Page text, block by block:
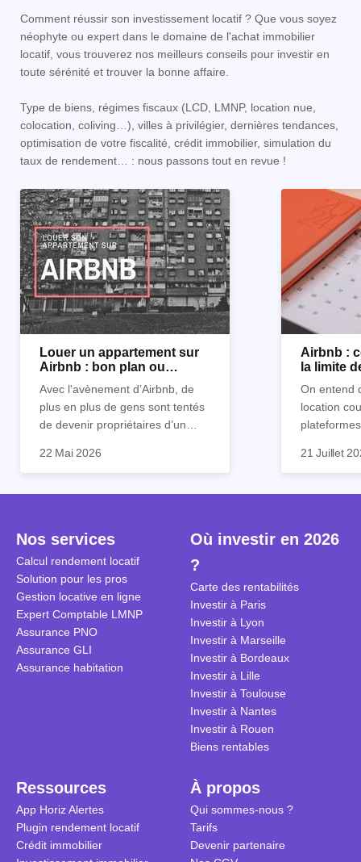
Comment réussir son investissement locatif ? Que vous soyez
néophyte ou expert dans le domaine de l'achat immobilier
locatif, vous trouverez nos meilleurs conseils pour investir en
toute sérénité et trouver la bonne affaire.
Type de biens, régimes fiscaux (LCD, LMNP, location nue,
colocation, coliving…), villes à privilégier, dernières tendances,
optimisation de votre fiscalité, crédit immobilier, simulation du
taux de rendement… : nous passons tout en revue !
Louer un appartement sur
Airbnb : bon plan ou
Avec l'avènement d’Airbnb, de
plus en plus de gens sont tentés
de devenir propriétaires d’un
suite. On compte environ 25 000
sont des meublés touristiques à
est-ce rentable ? Quels sont les
frais à prévoir ? Les différentes
conditions à remplir ?
22 Mai 2026
Airbnb :
la limite
On entend
location
idées
Je vais
entendu)
encore ne
d’autres
21 Juillet
Nos services
Calcul rendement locatif
Solution pour les pros
Gestion locative en ligne
Expert Comptable LMNP
Assurance PNO
Assurance GLI
Assurance habitation
Où investir en 2026
?
Carte des rentabilités
Investir à Paris
Investir à Lyon
Investir à Marseille
Investir à Bordeaux
Investir à Lille
Investir à Toulouse
Investir à Nantes
Investir à Rouen
Biens rentables
Ressources
App Horiz Alertes
Plugin rendement locatif
Crédit immobilier
À propos
Qui sommes-nous ?
Tarifs
Devenir partenaire